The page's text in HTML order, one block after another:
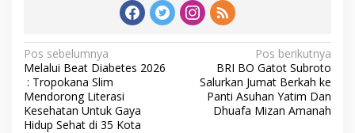
Navigasi
pos
Pos sebelumnya
Melalui Beat Diabetes 2026
: Tropokana Slim
Mendorong Literasi
Kesehatan Untuk Gaya
Hidup Sehat di 35 Kota
Pos berikutnya
BRI BO Gatot Subroto
Salurkan Jumat Berkah ke
Panti Asuhan Yatim Dan
Dhuafa Mizan Amanah